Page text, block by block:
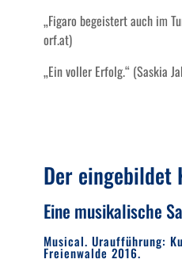
„Figaro begeistert auch im
orf.at)
„Ein voller Erfolg.“ (Saskia
Der eingebildet
Eine musikalische
Musical. Uraufführung:
Freienwalde 2016.